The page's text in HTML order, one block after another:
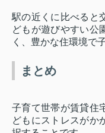
駅の近くに比べると
どもが遊びやすい公
く、豊かな住環境で
まとめ
子育て世帯が賃貸住
どもにストレスがか